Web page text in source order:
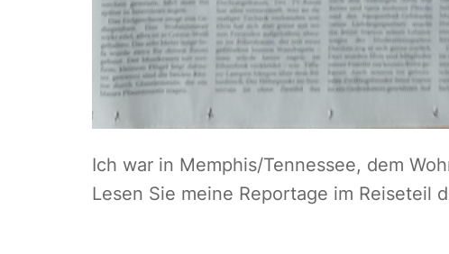
Ich war in Memphis/Tennessee, dem
Lesen Sie meine Reportage im Reiseteil